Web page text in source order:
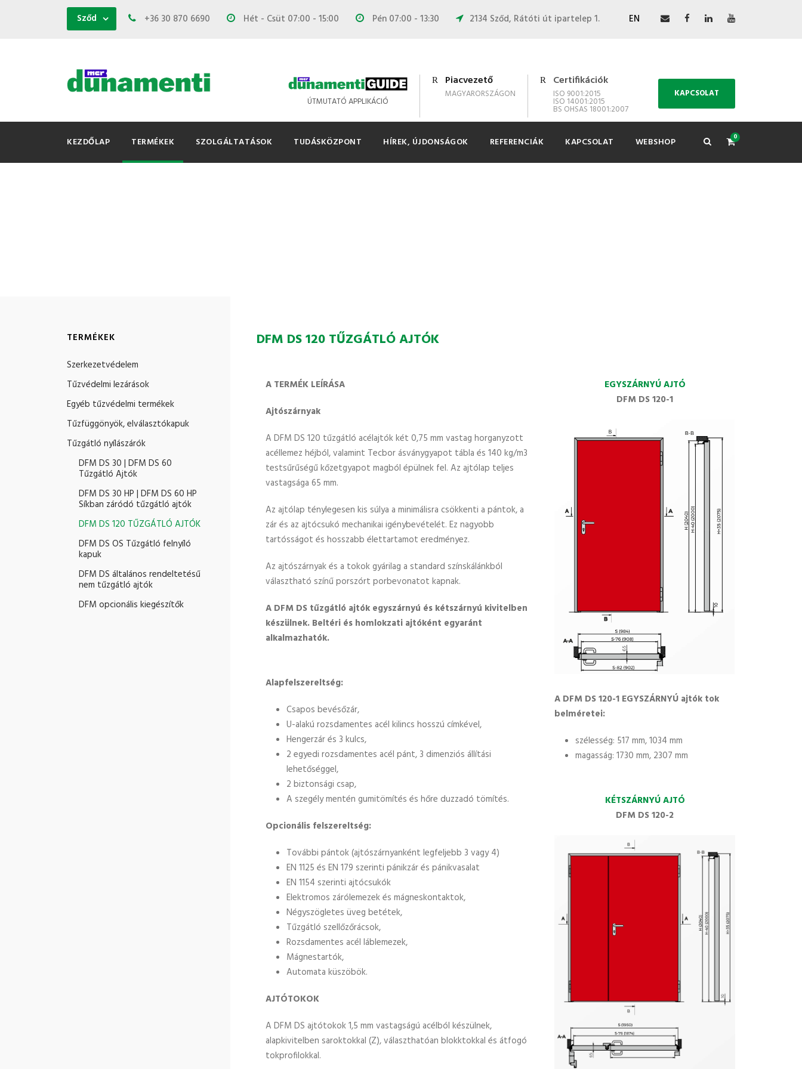
Sződ +36 30 870 6690 Hét - Csüt 07:00 - 15:00 Pén 07:00 - 13:30 2134 Sződ, Rátóti út ipartelep 1. EN
ÚTMUTATÓ APPLIKÁCIÓ
Piacvezető
MAGYARORSZÁGON
Certifikációk
ISO 9001:2015
ISO 14001:2015
BS OHSAS 18001:2007
KAPCSOLAT
KEZDŐLAP TERMÉKEK SZOLGÁLTATÁSOK TUDÁSKÖZPONT HÍREK, ÚJDONSÁGOK REFERENCIÁK KAPCSOLAT WEBSHOP 0
DFM DS 120 TŰZGÁTLÓ AJTÓK
A TERMÉK LEÍRÁSA
Ajtószárnyak
A DFM DS 120 tűzgátló acélajtók két 0,75 mm vastag horganyzott
acéllemez héjból, valamint Tecbor ásványgyapot tábla és 140 kg/m3
testsűrűségű kőzetgyapot magból épülnek fel. Az ajtólap teljes
vastagsága 65 mm.
Az ajtólap ténylegesen kis súlya a minimálisra csökkenti a pántok, a
zár és az ajtócsukó mechanikai igénybevételét. Ez nagyobb
tartósságot és hosszabb élettartamot eredményez.
Az ajtószárnyak és a tokok gyárilag a standard színskálánkból
választható színű porszórt porbevonatot kapnak.
A DFM DS tűzgátló ajtók egyszárnyú és kétszárnyú kivitelben
készülnek. Beltéri és homlokzati ajtóként egyaránt
alkalmazhatók.
Alapfelszereltség:
Csapos bevésőzár,
U-alakú rozsdamentes acél kilincs hosszú címkével,
Hengerzár és 3 kulcs,
2 egyedi rozsdamentes acél pánt, 3 dimenziós állítási
lehetőséggel,
2 biztonsági csap,
A szegély mentén gumitömítés és hőre duzzadó tömítés.
Opcionális felszereltség:
További pántok (ajtószárnyanként legfeljebb 3 vagy 4)
EN 1125 és EN 179 szerinti pánikzár és pánikvasalat
EN 1154 szerinti ajtócsukók
Elektromos zárólemezek és mágneskontaktok,
Négyszögletes üveg betétek,
Tűzgátló szellőzőrácsok,
Rozsdamentes acél láblemezek,
Mágnestartók,
Automata küszöbök.
AJTÓTOKOK
A DFM DS ajtótokok 1,5 mm vastagságú acélból készülnek,
alapkivitelben saroktokkal (Z), választhatóan blokktokkal és átfogó
tokprofilokkal.
EGYSZÁRNYÚ AJTÓ
DFM DS 120-1
A DFM DS 120-1 EGYSZÁRNYÚ ajtók tok
belméretei:
szélesség: 517 mm, 1034 mm
magasság: 1730 mm, 2307 mm
KÉTSZÁRNYÚ AJTÓ
DFM DS 120-2
TERMÉKEK
Szerkezetvédelem
Tűzvédelmi lezárások
Egyéb tűzvédelmi termékek
Tűzfüggönyök, elválasztókapuk
Tűzgátló nyílászárók
DFM DS 30 | DFM DS 60
Tűzgátló Ajtók
DFM DS 30 HP | DFM DS 60 HP
Síkban záródó tűzgátló ajtók
DFM DS 120 TŰZGÁTLÓ AJTÓK
DFM DS OS Tűzgátló felnyíló
kapuk
DFM DS általános rendeltetésű
nem tűzgátló ajtók
DFM opcionális kiegészítők
Az MCR Dunamenti Zrt. is csatlakozik
a hőség miattienergiatakarékossági